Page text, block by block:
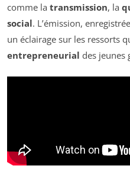
comme la transmission, la
social. L’émission,
un éclairage sur les ressorts
entrepreneurial des jeunes